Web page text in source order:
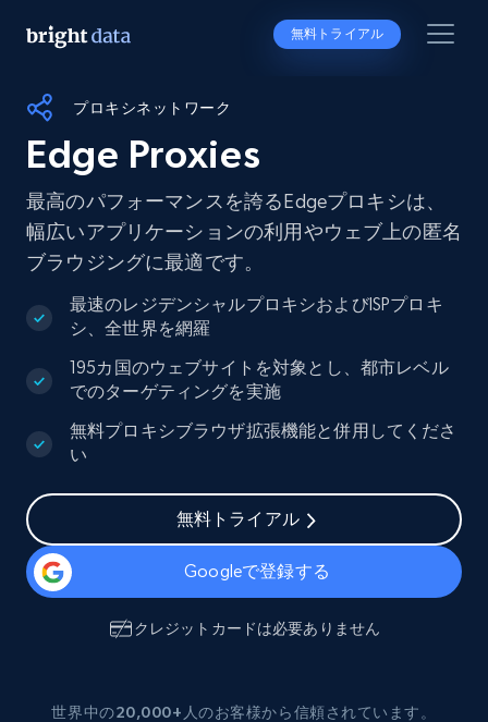
無料トライアル
プロキシネットワーク
Edge Proxies
最高のパフォーマンスを誇るEdgeプロキシは、
幅広いアプリケーションの利用やウェブ上の匿名
ブラウジングに最適です。
最速のレジデンシャルプロキシおよびISPプロキ
シ、全世界を網羅
195カ国のウェブサイトを対象とし、都市レベル
でのターゲティングを実施
無料プロキシブラウザ拡張機能と併用してくださ
い
無料トライアル
Googleで登録する
クレジットカードは必要ありません
世界中の20,000+人のお客様から信頼されています。